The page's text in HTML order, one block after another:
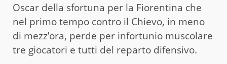
Oscar della sfortuna per la Fiorentina che
nel primo tempo contro il Chievo, in meno
di mezz’ora, perde per infortunio muscolare
tre giocatori e tutti del reparto difensivo.